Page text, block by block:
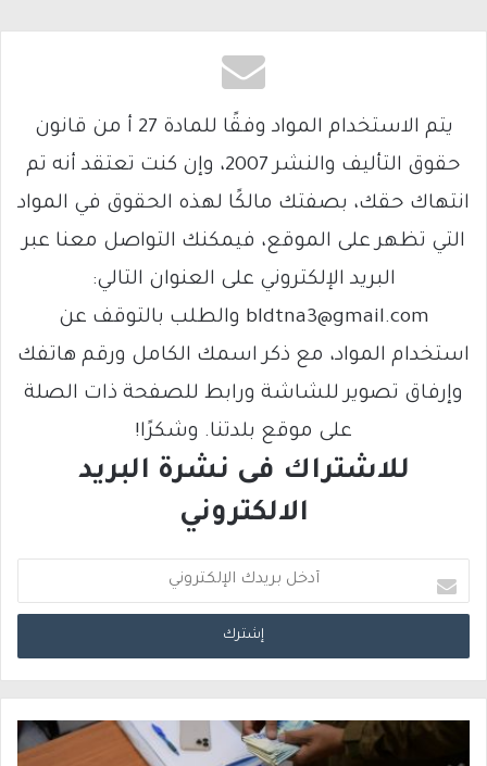
يتم الاستخدام المواد وفقًا للمادة 27 أ من قانون
حقوق التأليف والنشر 2007، وإن كنت تعتقد أنه تم
انتهاك حقك، بصفتك مالكًا لهذه الحقوق في المواد
التي تظهر على الموقع، فيمكنك التواصل معنا عبر
البريد الإلكتروني على العنوان التالي:
bldtna3@gmail.com والطلب بالتوقف عن
استخدام المواد، مع ذكر اسمك الكامل ورقم هاتفك
وإرفاق تصوير للشاشة ورابط للصفحة ذات الصلة
على موقع بلدتنا. وشكرًا!
للاشتراك فى نشرة البريد
الالكتروني
د
خ